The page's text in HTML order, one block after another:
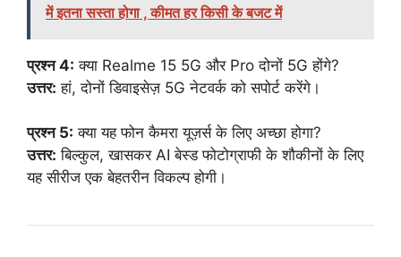
में इतना सस्ता होगा , कीमत हर किसी के बजट में
प्रश्न 4: क्या Realme 15 5G और Pro दोनों 5G होंगे?
उत्तर: हां, दोनों डिवाइसेज़ 5G नेटवर्क को सपोर्ट करेंगे।
प्रश्न 5: क्या यह फोन कैमरा यूज़र्स के लिए अच्छा होगा?
उत्तर: बिल्कुल, खासकर AI बेस्ड फोटोग्राफी के शौकीनों के लिए
यह सीरीज एक बेहतरीन विकल्प होगी।